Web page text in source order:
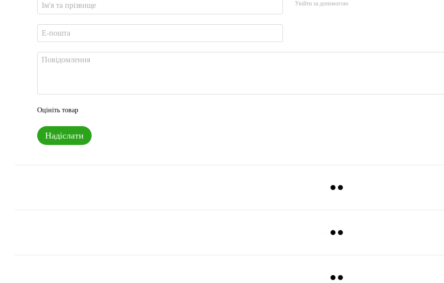
Увійти за допомогою
Оцініть товар
Надіслати